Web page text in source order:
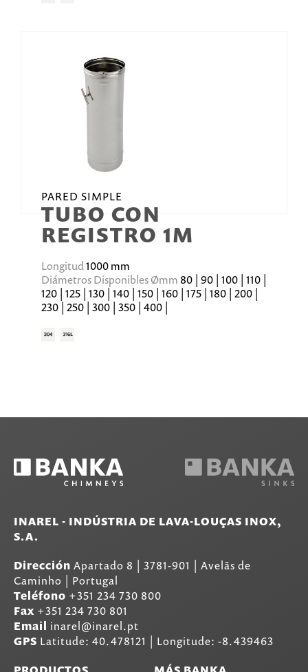
PARED SIMPLE
TUBO CON
REGISTRO 1M
Longitud1000 mm
Diámetros Disponibles Ømm 80 | 90 | 100 | 110 |
120 | 125 | 130 | 140 | 150 | 160 | 175 | 180 | 200 |
230 | 250 | 300 | 350 | 400 |
INAREL - INDÚSTRIA DE LAVA-LOUÇAS INOX,
S.A.
Dirección Apartado 8 3781-901
Avelãs de
Caminho | Portugal
Teléfono +351 234 730 800
Fax +351 234 730 801
Email inarel@inarel.pt
GPS Latitude: 40.478121 | Longitude: -8.439463